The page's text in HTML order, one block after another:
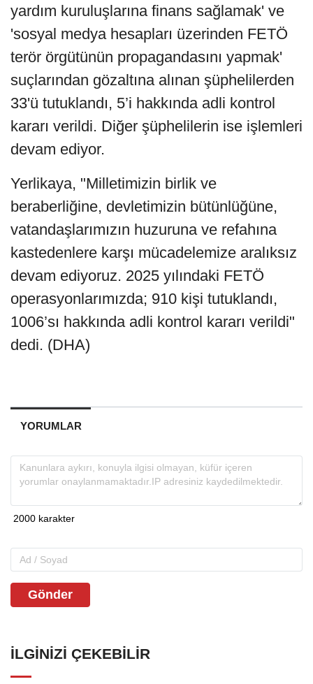
yardım kuruluşlarına finans sağlamak' ve
'sosyal medya hesapları üzerinden FETÖ
terör örgütünün propagandasını yapmak'
suçlarından gözaltına alınan şüphelilerden
33'ü tutuklandı, 5’i hakkında adli kontrol
kararı verildi. Diğer şüphelilerin ise işlemleri
devam ediyor.
Yerlikaya, "Milletimizin birlik ve
beraberliğine, devletimizin bütünlüğüne,
vatandaşlarımızın huzuruna ve refahına
kastedenlere karşı mücadelemize aralıksız
devam ediyoruz. 2025 yılındaki FETÖ
operasyonlarımızda; 910 kişi tutuklandı,
1006’sı hakkında adli kontrol kararı verildi"
dedi. (DHA)
YORUMLAR
Gönder
İLGINIZI ÇEKEBILIR